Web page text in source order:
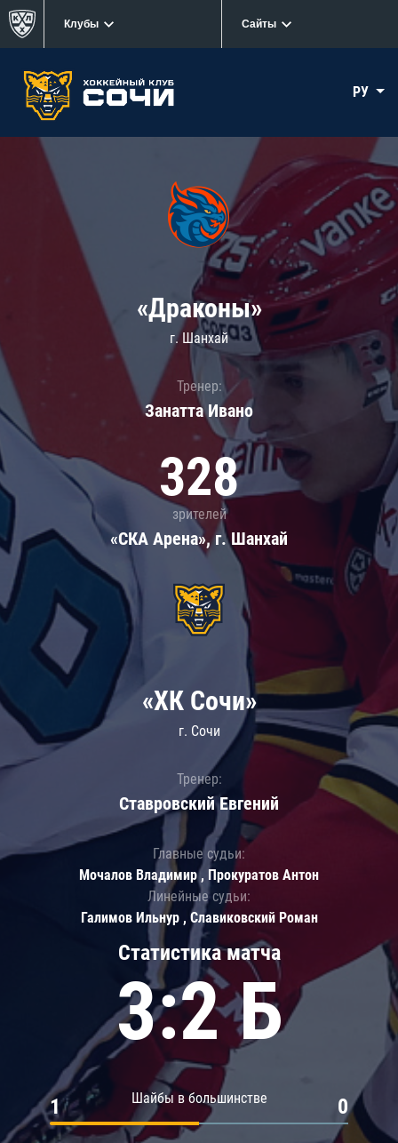
Клубы Сайты
РУ
«Драконы»
г. Шанхай
Тренер:
Занатта Иванo
328
зрителей
«СКА Арена», г. Шанхай
Статистика матча
3:2 Б
Шайбы в большинстве
1 0
«ХК Сочи»
г. Сочи
Тренер:
Ставровский Евгений
Главные судьи:
Мочалов Владимир , Прокуратов Антон
Линейные судьи:
Галимов Ильнур , Славиковский Роман